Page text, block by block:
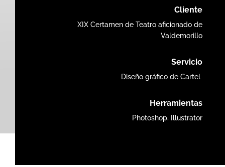
Cliente
XIX Certamen de Teatro aficionado de
Valdemorillo
Servicio
Diseño gráfico de Cartel
Herramientas
Photoshop, Illustrator